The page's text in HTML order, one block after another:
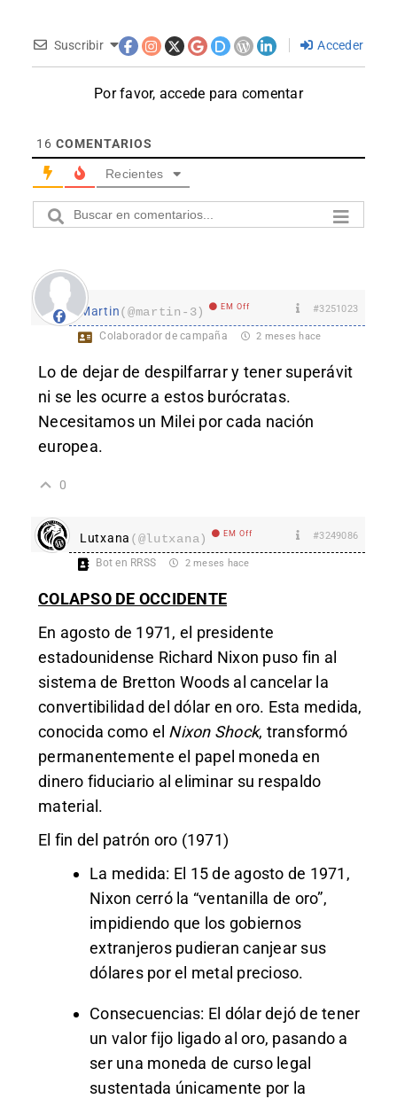
Suscribir Acceder
Por favor, accede para comentar
16 COMENTARIOS
Recientes
Martin(@martin-3) EM Off #3251023
Colaborador de campaña 2 meses hace
Lo de dejar de despilfarrar y tener superávit
ni se les ocurre a estos burócratas.
Necesitamos un Milei por cada nación
europea.
0
Lutxana (@lutxana) EM Off #3249086
Bot en RRSS 2 meses hace
COLAPSO DE OCCIDENTE
En agosto de 1971, el presidente
estadounidense Richard Nixon puso fin al
sistema de Bretton Woods al cancelar la
convertibilidad del dólar en oro. Esta medida,
conocida como el Nixon Shock, transformó
permanentemente el papel moneda en
dinero fiduciario al eliminar su respaldo
material.
El fin del patrón oro (1971)
La medida: El 15 de agosto de 1971,
Nixon cerró la “ventanilla de oro”,
impidiendo que los gobiernos
extranjeros pudieran canjear sus
dólares por el metal precioso.
Consecuencias: El dólar dejó de tener
un valor fijo ligado al oro, pasando a
ser una moneda de curso legal
sustentada únicamente por la